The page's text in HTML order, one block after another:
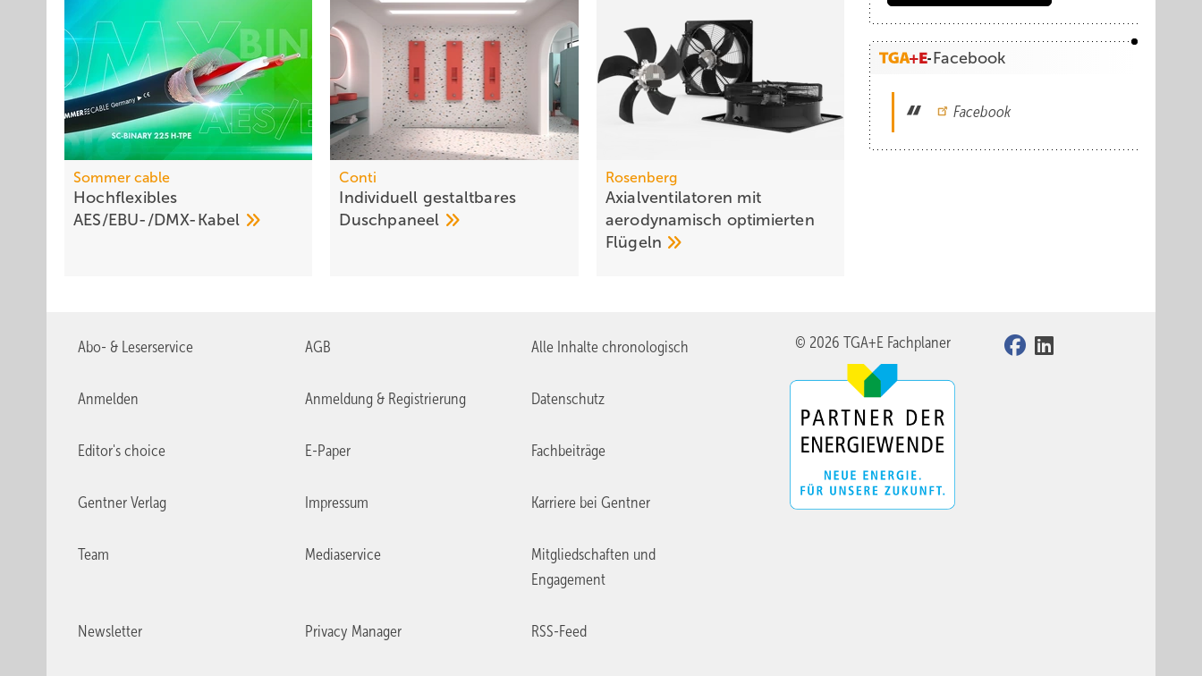
Sommer cable
Hochflexibles
AES/EBU-/DMX-Kabel
Conti
Individuell gestaltbares
Duschpaneel
Rosenberg
Axialventilatoren mit
aerodynamisch optimierten
Flügeln
Facebook
Facebook
Abo- & Leserservice AGB Alle Inhalte chronologisch
Anmelden Anmeldung & Registrierung Datenschutz
Editor's choice E-Paper Fachbeiträge
Gentner Verlag Impressum Karriere bei Gentner
Team Mediaservice
Mitgliedschaften und
Engagement
Newsletter Privacy Manager RSS-Feed
© 2026 TGA+E Fachplaner